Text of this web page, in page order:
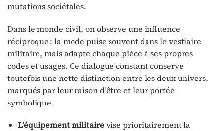
mutations sociétales.
Dans le monde civil, on observe une influence
réciproque : la mode puise souvent dans le vestiaire
militaire, mais adapte chaque pièce à ses propres
codes et usages. Ce dialogue constant conserve
toutefois une nette distinction entre les deux univers,
marqués par leur raison d’être et leur portée
symbolique.
L’équipement militairevise prioritairement la